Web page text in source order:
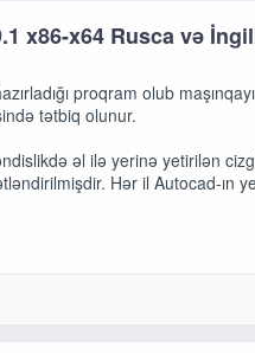
x86-x64 Rusca və
proqram olub
tətbiq olunur.
əl ilə yerinə yetirilən
Hər il Autocad-ın